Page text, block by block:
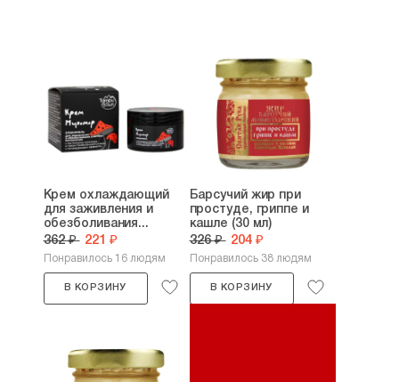
Крем охлаждающий
для заживления и
обезболивания...
362 ₽ 221 ₽
Понравилось 16 людям
В КОРЗИНУ
Барсучий жир при
простуде, гриппе и
кашле (30 мл)
326 ₽ 204 ₽
Понравилось 38 людям
В КОРЗИНУ